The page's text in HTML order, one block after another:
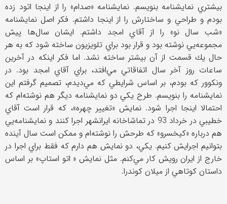
بيشتري نمايشنامه بنويسم. نمايشنامه «صدام» را از اينجا اتود زده
بودم و طراحي و ساختارش را از اينجا داشتم. فكر اصل نمايشنامه
«شب سال نو» را از آقاي امجد داشتم. ايشان سال‌ها پيش
مجموعه‌يي نوشته بود و قرار بود براي تلويزيون ساخته شود كه به هر
حال يك قسمت از آن بيشتر ساخته نشد. اما فكر اينكه در آخرين
ساعات روز آخر سال اتفاقاتي مي‌افتد، براي آقاي امجد بود. در
ونكوور كه بودم، بر اساس شرايطي كه مي‌ديدم، تصميم گرفتم اين
نمايشنامه را بنويسم. طرح يكي دو نمايشنامه ديگر هم نوشته‌ام كه
احتمالا اينجا اجرا شود. نمايش «تغيير چهره»، كه قرار است آقاي
خطيبي در خرداد 93 در تماشاخانه ايرانشهر اجرا كنند و نمايشنامه‌يي
هم درباره «كيخسرو» كه طرحش را نوشته‌ام و ممكن است سال آينده
بتوانيم اجرايش كنيم. يكي، دو نمايش هم دارم كه فقط براي اجرا در
خارج از ايران رويش كار مي‌كنم. مثل نمايش « اتو استاپ» بر اساس
داستان كوتاهي از ميلان كوندرا.